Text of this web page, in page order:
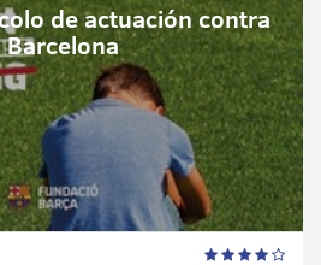
de actuación contra
Barcelona